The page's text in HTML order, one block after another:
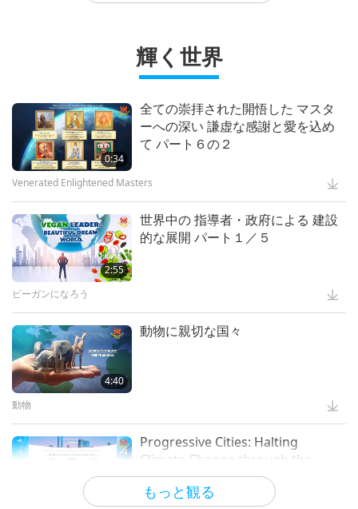
聖なる歌ー アイルランドの祝福の
歌
世界の文明の痕跡
輝く世界
もっと観る
0:34
全ての崇拝された開悟した マスタ
ーへの深い 謙虚な感謝と愛を込め
て パート６の２
Venerated Enlightened Masters
2:55
世界中の 指導者・政府による 建設
的な展開 パート１／５
ビーガンになろう
4:40
動物に親切な国々
動物
Progressive Cities: Halting
Climate Change through the
Plant Based Treaty, Part 1 of 2